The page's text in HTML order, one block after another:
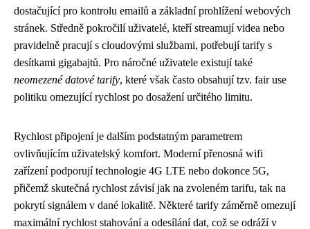
dostačující pro kontrolu emailů a základní prohlížení webových
stránek. Středně pokročilí uživatelé, kteří streamují videa nebo
pravidelně pracují s cloudovými službami, potřebují tarify s
desítkami gigabajtů. Pro náročné uživatele existují také
neomezené datové tarify, které však často obsahují tzv. fair use
politiku omezující rychlost po dosažení určitého limitu.
Rychlost připojení je dalším podstatným parametrem
ovlivňujícím uživatelský komfort. Moderní přenosná wifi
zařízení podporují technologie 4G LTE nebo dokonce 5G,
přičemž skutečná rychlost závisí jak na zvoleném tarifu, tak na
pokrytí signálem v dané lokalitě. Některé tarify záměrně omezují
maximální rychlost stahování a odesílání dat, což se odráží v